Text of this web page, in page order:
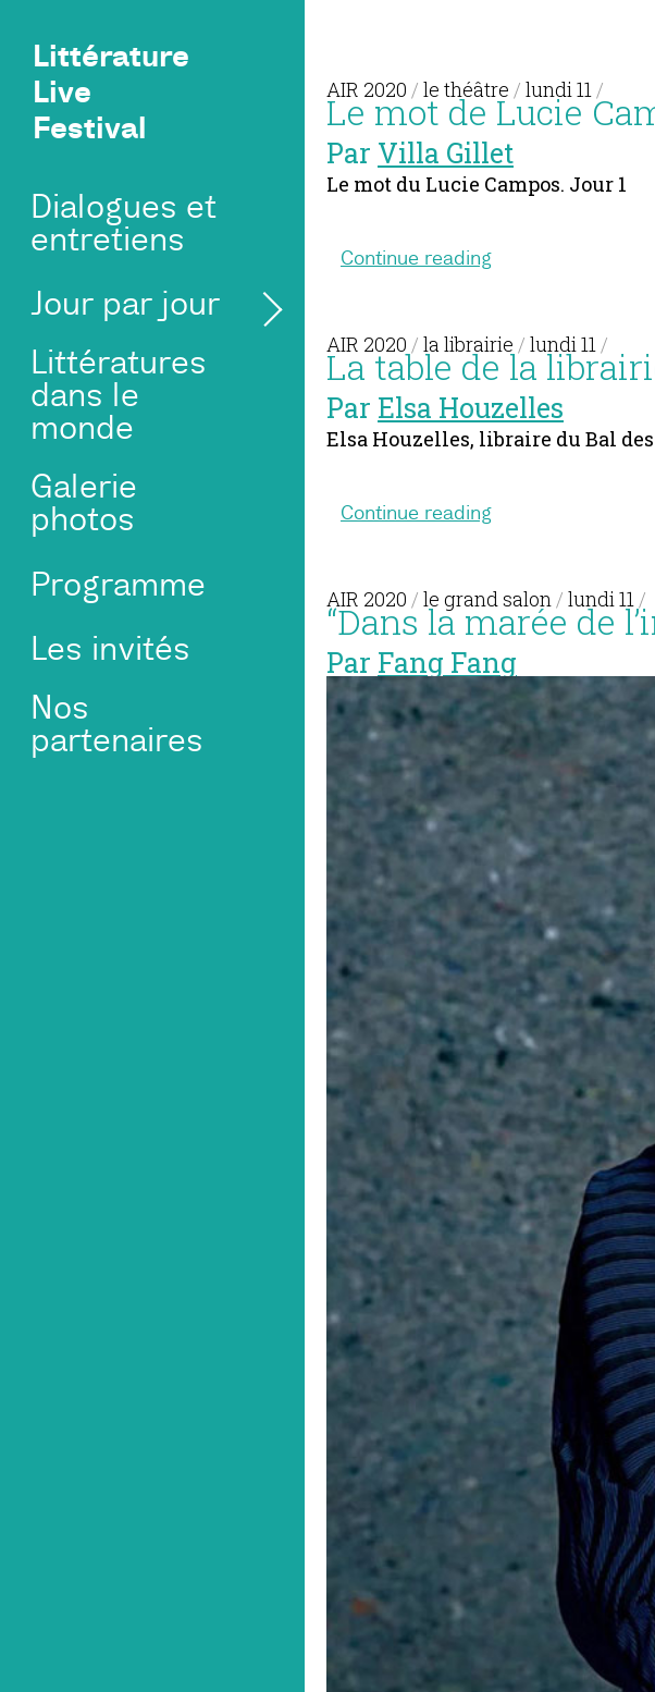
Littérature
Live
Festival
Dialogues et
entretiens
Jour par jour
Littératures
dans le
monde
Galerie
photos
Programme
Les invités
Nos
partenaires
AIR 2020 / le théâtre / lundi 11/
Le mot de Lucie
Par Villa Gillet
Le mot du Lucie Campos. Jour 1
Continue reading
AIR 2020 / la librairie / lundi 11/
La table de la
Par Elsa Houzelles
Elsa Houzelles, libraire du Bal
Continue reading
AIR 2020 / le grand salon/ lundi 11/
“Dans la marée de
Par Fang Fang